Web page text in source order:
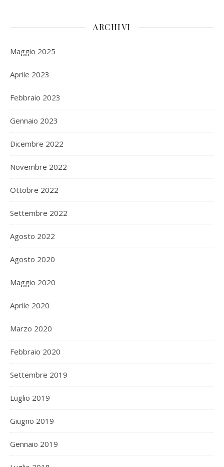
ARCHIVI
Maggio 2025
Aprile 2023
Febbraio 2023
Gennaio 2023
Dicembre 2022
Novembre 2022
Ottobre 2022
Settembre 2022
Agosto 2022
Agosto 2020
Maggio 2020
Aprile 2020
Marzo 2020
Febbraio 2020
Settembre 2019
Luglio 2019
Giugno 2019
Gennaio 2019